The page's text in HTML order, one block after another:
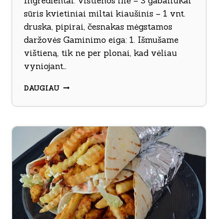
sūris kvietiniai miltai kiaušinis – 1 vnt.
druska, pipirai, česnakas mėgstamos
daržovės Gaminimo eiga: 1. Išmušame
vištieną, tik ne per plonai, kad vėliau
vyniojant…
DAUGIAUVIŠTIENOS
SU